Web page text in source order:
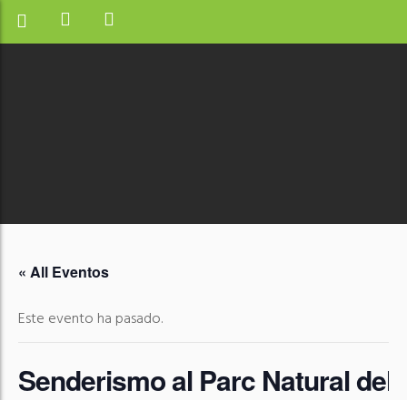
« All Eventos
Este evento ha pasado.
Senderismo al Parc Natural